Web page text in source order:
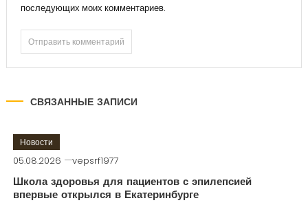
последующих моих комментариев.
СВЯЗАННЫЕ ЗАПИСИ
Новости
05.08.2026 vepsrf1977
Школа здоровья для пациентов с эпилепсией
впервые открылся в Екатеринбурге